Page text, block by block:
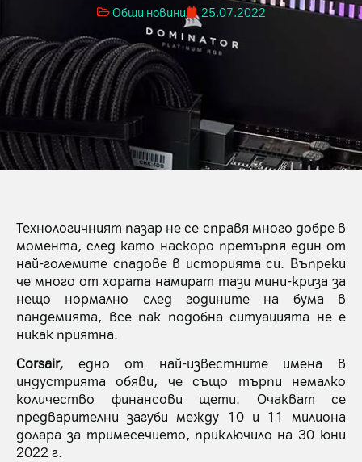
Общи новини 25.07.2022
Технологичният пазар не се справя много добре в
момента, след като наскоро претърпя един от
най-големите спадове в историята си. Въпреки
че много от хората намират тази мини-криза за
нещо нормално след годините на бума в
пандемията, все пак подобна ситуацията не е
никак приятна.
Corsair, едно от най-известните имена в
индустрията обяви, че също търпи немалко
количество финансови щети. Очакват се
предварителни загуби между 10 и 11 милиона
долара за тримесечието, приключило на 30 юни
2022 г.